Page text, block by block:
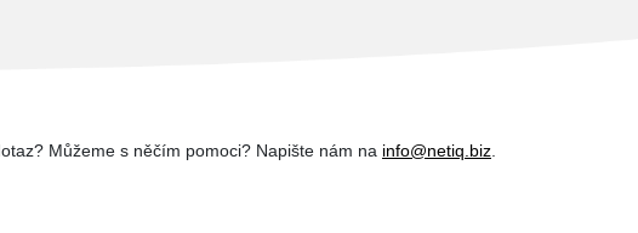
Můžeme s něčím pomoci? Napište nám na info@netiq.biz.